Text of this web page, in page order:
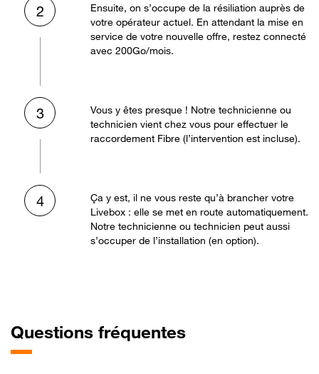
2
Ensuite, on s’occupe de la résiliation auprès de
votre opérateur actuel. En attendant la mise en
service de votre nouvelle offre, restez connecté
avec 200Go/mois.
3
Vous y êtes presque ! Notre technicienne ou
technicien vient chez vous pour effectuer le
raccordement Fibre (l’intervention est incluse).
4
Ça y est, il ne vous reste qu’à brancher votre
Livebox : elle se met en route automatiquement.
Notre technicienne ou technicien peut aussi
s’occuper de l’installation (en option).
Questions fréquentes